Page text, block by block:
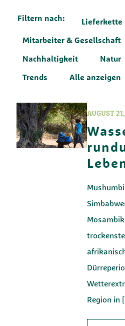
Filtern nach: Lieferkette
Mitarbeiter & Gesellschaft
Nachhaltigkeit Natur
Trends Alle anzeigen
AUGUST
Region in